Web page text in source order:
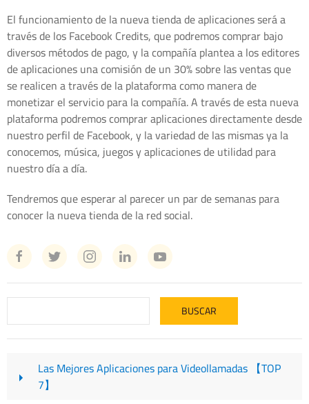
El funcionamiento de la nueva tienda de aplicaciones será a
través de los Facebook Credits, que podremos comprar bajo
diversos métodos de pago, y la compañía plantea a los editores
de aplicaciones una comisión de un 30% sobre las ventas que
se realicen a través de la plataforma como manera de
monetizar el servicio para la compañía. A través de esta nueva
plataforma podremos comprar aplicaciones directamente desde
nuestro perfil de Facebook, y la variedad de las mismas ya la
conocemos, música, juegos y aplicaciones de utilidad para
nuestro día a día.
Tendremos que esperar al parecer un par de semanas para
conocer la nueva tienda de la red social.
Las Mejores Aplicaciones para Videollamadas 【TOP
7】